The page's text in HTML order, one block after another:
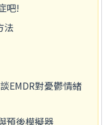
吧!
法
EMDR對憂鬱情緒
預後模擬器